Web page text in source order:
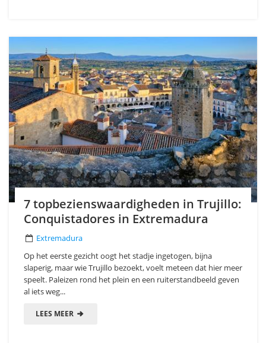
7 topbezienswaardigheden in Trujillo:
Conquistadores in Extremadura
Extremadura
Op het eerste gezicht oogt het stadje ingetogen, bijna
slaperig, maar wie Trujillo bezoekt, voelt meteen dat hier meer
speelt. Paleizen rond het plein en een ruiterstandbeeld geven
al iets weg...
LEES MEER